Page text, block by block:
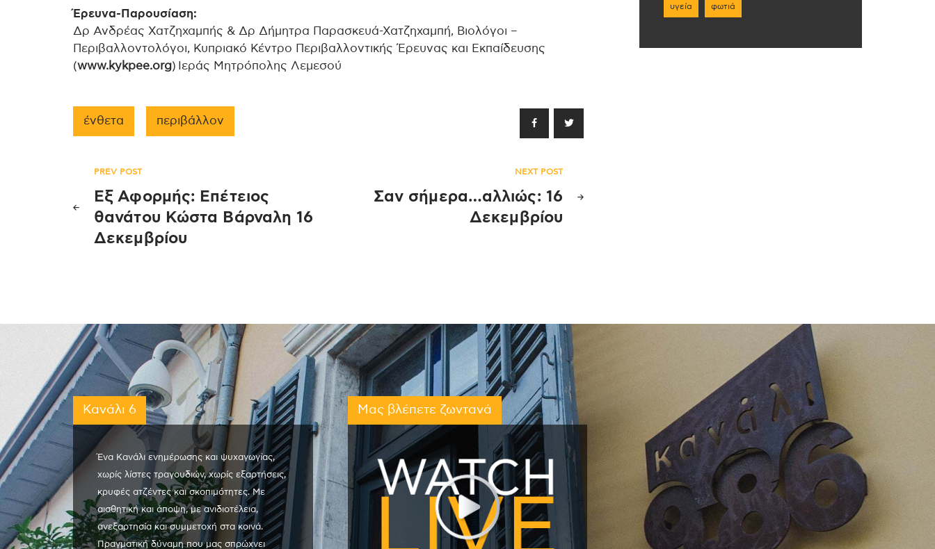
Έρευνα-Παρουσίαση:
Δρ Ανδρέας Χατζηχαμπής & Δρ Δήμητρα Παρασκευά-Χατζηχαμπή, Βιολόγοι –
Περιβαλλοντολόγοι, Κυπριακό Κέντρο Περιβαλλοντικής Έρευνας και Εκπαίδευσης
(www.kykpee.org) Ιεράς Μητρόπολης Λεμεσού
ένθετα περιβάλλον
Πλοήγηση
άρθρων
PREV POST
Εξ Αφορμής: Επέτειος
θανάτου Κώστα Βάρναλη 16
Δεκεμβρίου
NEXT POST
Σαν σήμερα…αλλιώς: 16
Δεκεμβρίου
υγεία φωτιά
Κανάλι 6
Ένα Κανάλι ενημέρωσης και ψυχαγωγίας,
χωρίς λίστες τραγουδιών, χωρίς εξαρτήσεις,
κρυφές ατζέντες και σκοπιμότητες. Με
αισθητική και άποψη, με ανιδιοτέλεια,
ανεξαρτησία και συμμετοχή στα κοινά.
Πραγματική δύναμη που μας σπρώχνει
Μας βλέπετε ζωντανά